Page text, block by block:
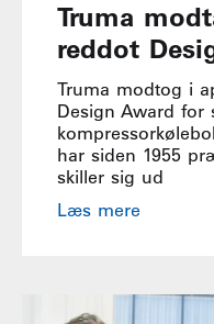
Truma
reddot
Truma modtog i
Design Award for
har siden 1955
skiller sig ud
Læs mere